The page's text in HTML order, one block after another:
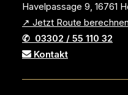
Havelpassage 9, 16761
↗ Jetzt Route berechnen
✆ 03302 / 55 110 32
Kontakt